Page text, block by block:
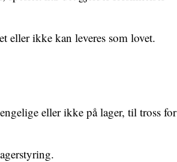
eller ikke kan leveres som lovet.
eller ikke på lager, til tross for